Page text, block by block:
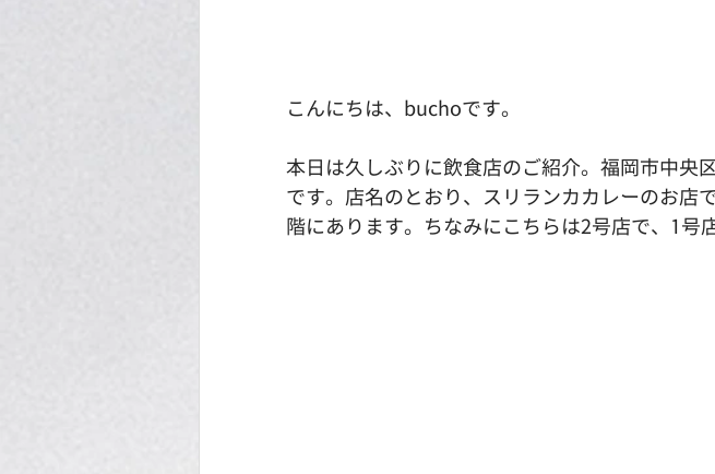
こんにちは、buchoです。
本日は久しぶりに飲食店のご紹介。福岡市中央
です。店名のとおり、スリランカカレーのお店
階にあります。ちなみにこちらは2号店で、1号